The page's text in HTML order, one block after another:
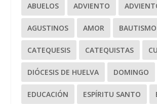
ABUELOS ADVIENTO
AGUSTINOS AMOR BAUTISMO
CATEQUESIS CATEQUISTAS
DIÓCESIS DE HUELVA DOMINGO
EDUCACIÓN ESPÍRITU SANTO